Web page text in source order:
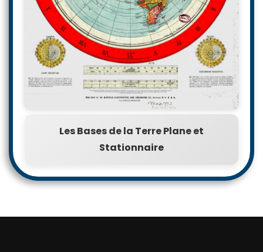
Les Bases de la Terre Plane et
Stationnaire